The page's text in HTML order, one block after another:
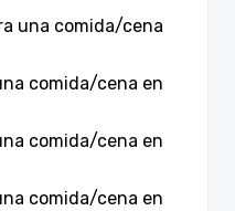
una comida/cena
comida/cena en
comida/cena en
comida/cena en